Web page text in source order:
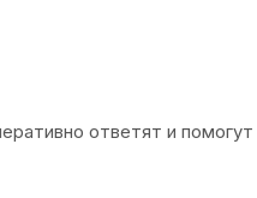
ответят и